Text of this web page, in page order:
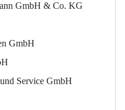
GmbH & Co. KG
GmbH
Service GmbH